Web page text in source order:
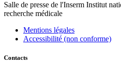
Salle de presse de l'Inserm Institut
recherche médicale
Mentions légales
Accessibilité (non conforme)
Contacts